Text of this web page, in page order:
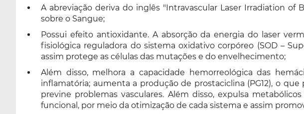
A abreviação deriva do inglês "Intravascular Laser Irradiation
sobre o Sangue;
Possui efeito antioxidante. A absorção da energia do laser
fisiológica reguladora do sistema oxidativo corpóreo (SOD –
assim protege as células das mutações e do envelhecimento;
Além disso, melhora a capacidade hemorreológica das
inflamatória; aumenta a produção de prostaciclina (PG12), o
previne problemas vasculares. Além disso, expulsa
funcional, por meio da otimização de cada sistema e assim